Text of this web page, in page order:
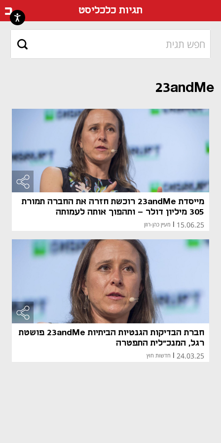
תגיות כלכליסט
23andMe
מייסדת 23andMe רוכשת חזרה את החברה תמורת
305 מיליון דולר - ותהפוך אותה לעמותה
15.06.25 מעיין כהן-רוזן
חברת הבדיקות הגנטיות הביתיות 23andMe פושטת
רגל, המנכ"לית התפטרה
24.03.25 חדשות חוץ